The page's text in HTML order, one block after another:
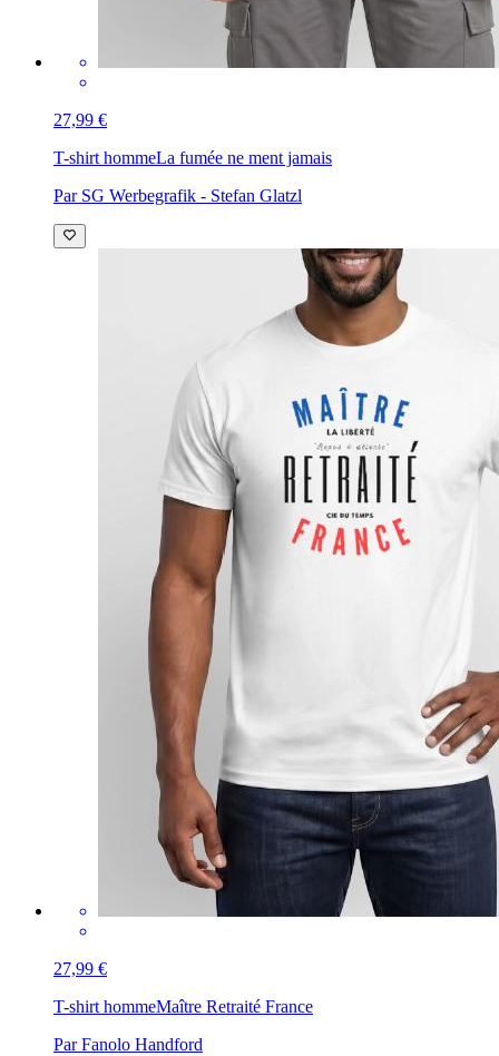
27,99 €
T-shirt hommeLa fumée ne ment jamais
Par SG Werbegrafik - Stefan Glatzl
27,99 €
T-shirt hommeMaître Retraité France
Par Fanolo Handford